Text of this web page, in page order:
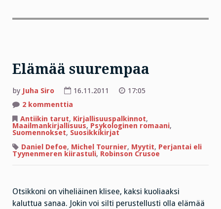
Elämää suurempaa
by Juha Siro 16.11.2011
17:05
2 kommenttia
suurempaa
Antiikin tarut, Kirjallisuuspalkinnot,
Maailmankirjallisuus, Psykologinen romaani,
Suomennokset, Suosikkikirjat
Daniel Defoe, Michel Tournier, Myytit, Perjantai eli
Tyynenmeren kiirastuli, Robinson Crusoe
Otsikkoni on viheliäinen klisee, kaksi kuoliaaksi
kaluttua sanaa. Jokin voi silti perustellusti olla elämää